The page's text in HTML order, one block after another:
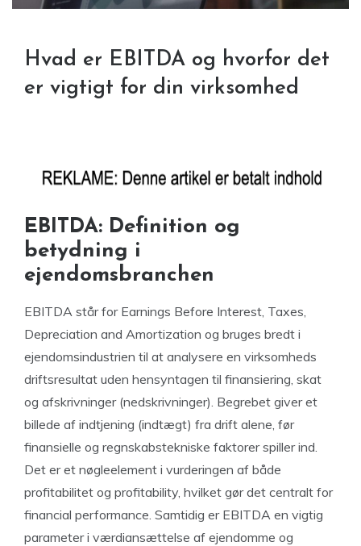
Hvad er EBITDA og hvorfor det
er vigtigt for din virksomhed
EBITDA: Definition og
betydning i
ejendomsbranchen
EBITDA står for Earnings Before Interest, Taxes,
Depreciation and Amortization og bruges bredt i
ejendomsindustrien til at analysere en virksomheds
driftsresultat uden hensyntagen til finansiering, skat
og afskrivninger (nedskrivninger). Begrebet giver et
billede af indtjening (indtægt) fra drift alene, før
finansielle og regnskabstekniske faktorer spiller ind.
Det er et nøgleelement i vurderingen af både
profitabilitet og profitability, hvilket gør det centralt for
financial performance. Samtidig er EBITDA en vigtig
parameter i værdiansættelse af ejendomme og